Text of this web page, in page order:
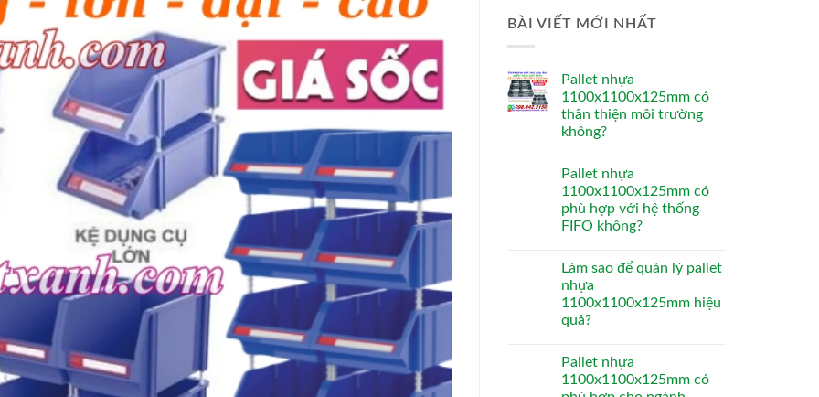
BÀI VIẾT MỚI NHẤT
Pallet nhựa
1100x1100x125mm có
thân thiện môi trường
không?
Pallet nhựa
1100x1100x125mm có
phù hợp với hệ thống
FIFO không?
Làm sao để quản lý pallet
nhựa
1100x1100x125mm hiệu
quả?
Pallet nhựa
1100x1100x125mm có